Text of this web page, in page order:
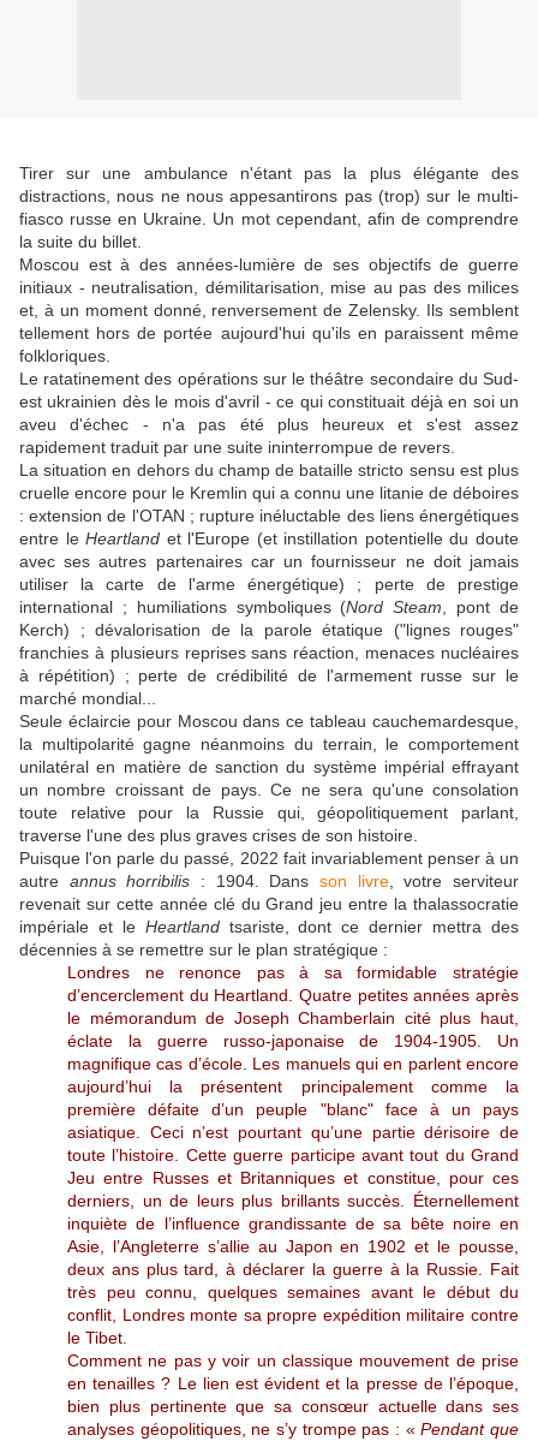
Tirer sur une ambulance n'étant pas la plus élégante des
distractions, nous ne nous appesantirons pas (trop) sur le multi-
fiasco russe en Ukraine. Un mot cependant, afin de comprendre
la suite du billet.
Moscou est à des années-lumière de ses objectifs de guerre
initiaux - neutralisation, démilitarisation, mise au pas des milices
et, à un moment donné, renversement de Zelensky. Ils semblent
tellement hors de portée aujourd'hui qu'ils en paraissent même
folkloriques.
Le ratatinement des opérations sur le théâtre secondaire du Sud-
est ukrainien dès le mois d'avril - ce qui constituait déjà en soi un
aveu d'échec - n'a pas été plus heureux et s'est assez
rapidement traduit par une suite ininterrompue de revers.
La situation en dehors du champ de bataille stricto sensu est plus
cruelle encore pour le Kremlin qui a connu une litanie de déboires
: extension de l'OTAN ; rupture inéluctable des liens énergétiques
entre leHeartland et l'Europe (et instillation potentielle du doute
avec ses autres partenaires car un fournisseur ne doit jamais
utiliser la carte de l'arme énergétique) ; perte de prestige
international ; humiliations symboliques (Nord Steam , pont de
Kerch) ; dévalorisation de la parole étatique ("lignes rouges"
franchies à plusieurs reprises sans réaction, menaces nucléaires
à répétition) ; perte de crédibilité de l'armement russe sur le
marché mondial...
Seule éclaircie pour Moscou dans ce tableau cauchemardesque,
la multipolarité gagne néanmoins du terrain, le comportement
unilatéral en matière de sanction du système impérial effrayant
un nombre croissant de pays. Ce ne sera qu'une consolation
toute relative pour la Russie qui, géopolitiquement parlant,
traverse l'une des plus graves crises de son histoire.
Puisque l'on parle du passé, 2022 fait invariablement penser à un
autre annus horribilis : 1904. Dansson livre, votre serviteur
revenait sur cette année clé du Grand jeu entre la thalassocratie
impériale et le Heartland tsariste, dont ce dernier mettra des
décennies à se remettre sur le plan stratégique :
Londres ne renonce pas à sa formidable stratégie
d’encerclement du Heartland. Quatre petites années après
le mémorandum de Joseph Chamberlain cité plus haut,
éclate la guerre russo-japonaise de 1904-1905. Un
magnifique cas d’école. Les manuels qui en parlent encore
aujourd’hui la présentent principalement comme la
première défaite d’un peuple "blanc" face à un pays
asiatique. Ceci n’est pourtant qu’une partie dérisoire de
toute l’histoire. Cette guerre participe avant tout du Grand
Jeu entre Russes et Britanniques et constitue, pour ces
derniers, un de leurs plus brillants succès. Éternellement
inquiète de l’influence grandissante de sa bête noire en
Asie, l’Angleterre s’allie au Japon en 1902 et le pousse,
deux ans plus tard, à déclarer la guerre à la Russie. Fait
très peu connu, quelques semaines avant le début du
conflit, Londres monte sa propre expédition militaire contre
le Tibet.
Comment ne pas y voir un classique mouvement de prise
en tenailles ? Le lien est évident et la presse de l’époque,
bien plus pertinente que sa consœur actuelle dans ses
analyses géopolitiques, ne s’y trompe pas : «Pendant que